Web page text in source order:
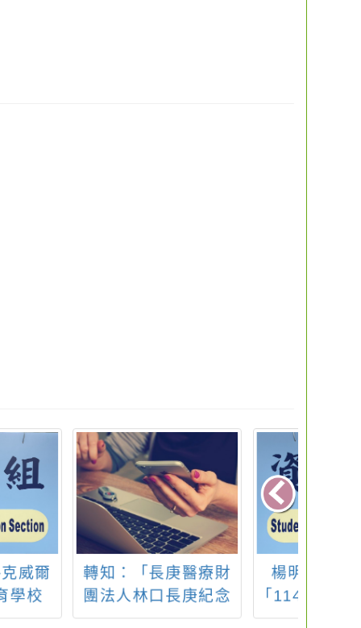
「長庚醫療財
林口長庚紀念
理兒童心智科
楊明國中辦理本市
「114學年度生涯發展
教育及技藝教育宣導